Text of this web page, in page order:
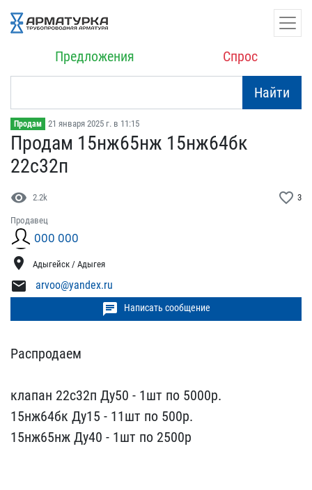
Предложения Спрос
Найти
Продам 21 января 2025 г. в 11:15
Продам 15нж65нж 15нж64б​к
22с32п
visibility 2.2k favorite_border 3
Продавец
ООО ООО
location_on Адыгейск / Адыгея
mail arvoo@yandex.ru
chat Написать сообщение
Распродаем
клапан 22с32​п Ду50 - 1шт по 5000р.
1​5нж64бк Ду15 - 11шт по 5​00р.
15нж65нж Ду40 - 1шт​ по 2500р